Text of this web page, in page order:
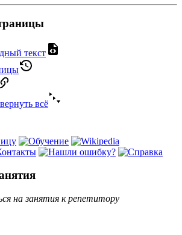
текст
всё
на занятия к репетитору